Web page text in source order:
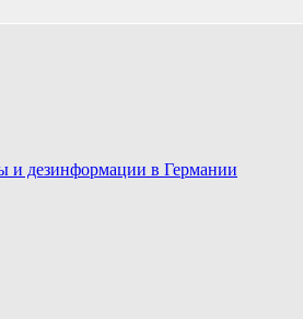
и дезинформации в Германии